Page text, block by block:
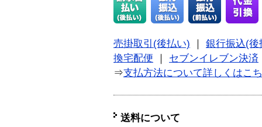
売掛取引(後払い)
銀行振込(後
換宅配便
セブンイレブン決済
⇒支払方法について詳しくはこ
送料について